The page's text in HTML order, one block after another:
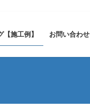
【施工例】 お問い合わせ